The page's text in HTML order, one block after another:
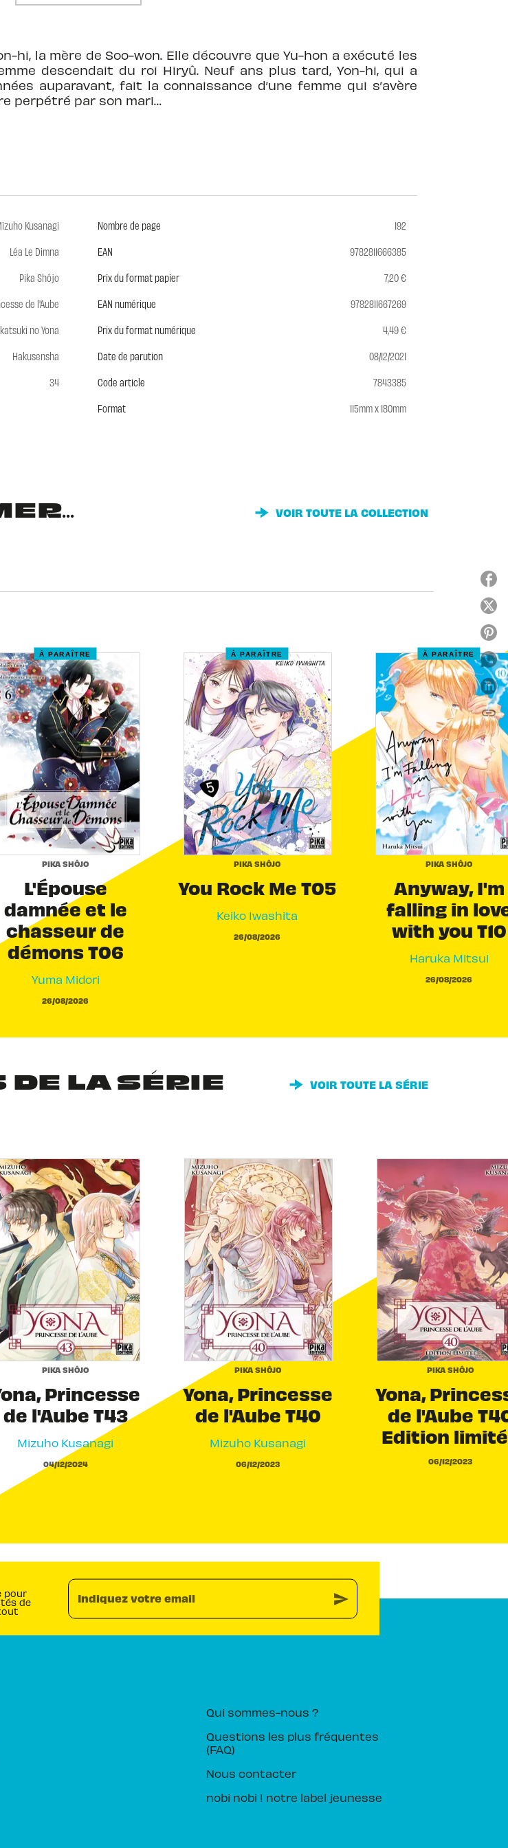
hi, la mère de Soo-won. Elle découvre que Yu-hon a exécuté les
descendait du roi Hiryû. Neuf ans plus tard, Yon-hi, qui a
auparavant, fait la connaissance d’une femme qui s’avère
perpétré par son mari…
Kusanagi
Léa Le Dimna
Pika Shôjo
de l'Aube
no Yona
Hakusensha
34
Nombre de page
192
EAN
9782811666385
Prix du format papier
7,20 €
EAN numérique
9782811667269
Prix du format numérique
4,49 €
Date de parution
08/12/2021
Code article
7843385
Format
115mm x 180mm
VOIR TOUTE LA COLLECTION
À PARAÎTRE
PIKA SHÔJO
L'Épouse
damnée et le
chasseur de
démons T06
Yuma Midori
26/08/2026
À PARAÎTRE
PIKA SHÔJO
You Rock Me T05
Keiko Iwashita
26/08/2026
À PARAÎTRE
PIKA SHÔJO
Anyway, I'm
falling in
with you T10
Haruka Mitsui
26/08/2026
DE LA SÉRIE VOIR TOUTE LA SÉRIE
PIKA SHÔJO
Princesse
de l'Aube T43
Mizuho Kusanagi
04/12/2024
PIKA SHÔJO
Yona, Princesse
de l'Aube T40
Mizuho Kusanagi
06/12/2023
PIKA SHÔJO
Yona,
de l'Aube
Edition
06/12/2023
link
pour
de Indiquez votre email send
Qui sommes-nous ?
Questions les plus fréquentes
(FAQ)
Nous contacter
nobi nobi ! notre label jeunesse